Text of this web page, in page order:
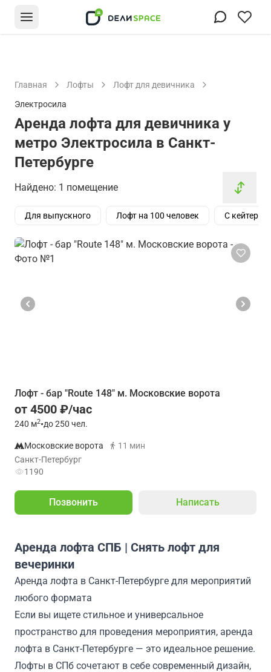
Главная Лофты
Лофт для девичника
Электросила
Аренда лофта для девичника у
метро Электросила в Санкт-
Петербурге
Найдено: 1 помещение
Для выпускного Лофт на 100 человек С
Лофт - бар "Route 148" м. Московские ворота
от 4500 ₽/час
240 м2•до 250 чел.
Московские ворота
11 мин
Санкт-Петербург
1190
Позвонить Написать
Аренда лофта СПБ | Снять лофт для
вечеринки
Аренда лофта в Санкт-Петербурге для мероприятий
любого формата
Если вы ищете стильное и универсальное
пространство для проведения мероприятия, аренда
лофта в Санкт-Петербурге — это идеальное решение.
Лофты в СПб сочетают в себе современный дизайн,